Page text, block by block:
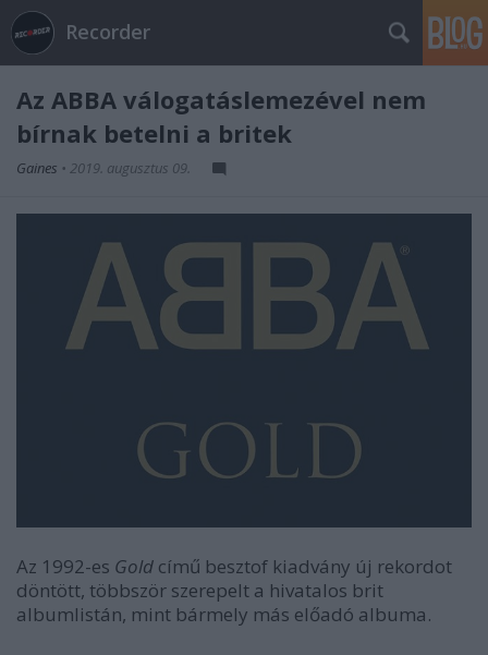
Recorder
Az ABBA válogatáslemezével nem
bírnak betelni a britek
Gaines • 2019. augusztus 09.
Az 1992-es Gold című besztof kiadvány új rekordot
döntött, többször szerepelt a hivatalos brit
albumlistán, mint bármely más előadó albuma.